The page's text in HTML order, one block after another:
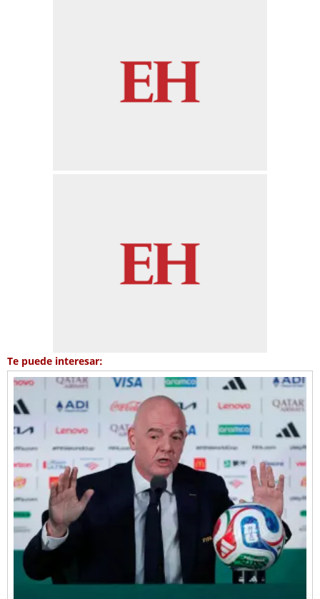
Te puede interesar: